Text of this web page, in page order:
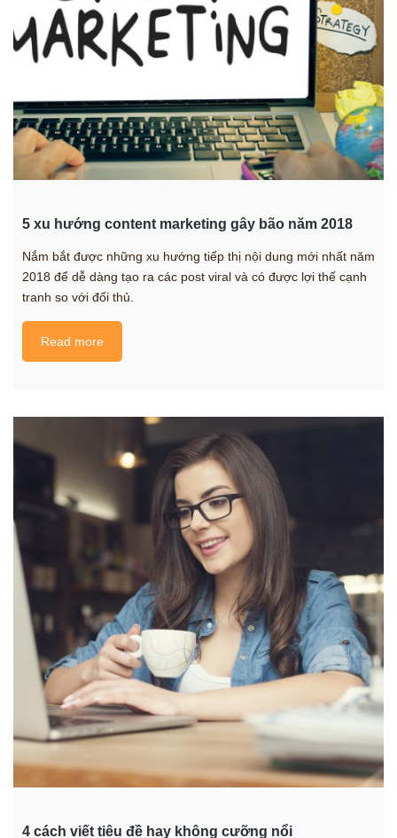
5 xu hướng content marketing gây bão năm 2018
Nắm bắt được những xu hướng tiếp thị nội dung mới nhất năm
2018 để dễ dàng tạo ra các post viral và có được lợi thế cạnh
tranh so với đối thủ.
Read more
4 cách viết tiêu đề hay không cưỡng nổi